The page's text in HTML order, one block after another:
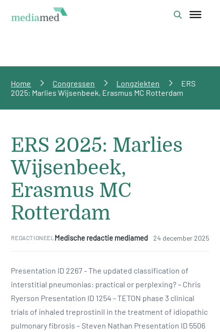
Home Congressen Longziekten
ERS
2025: Marlies Wijsenbeek, Erasmus MC Rotterdam
ERS 2025: Marlies
Wijsenbeek,
Erasmus MC
Rotterdam
REDACTIONEEL Medische redactie mediamed 24 december 2025
Presentation ID 2267 - The updated classification of
interstitial pneumonias: practical or perplexing? – Chris
Ryerson Presentation ID 1254 - TETON phase 3 clinical
trials of inhaled treprostinil in the treatment of idiopathic
pulmonary fibrosis – Steven Nathan Presentation ID 5506